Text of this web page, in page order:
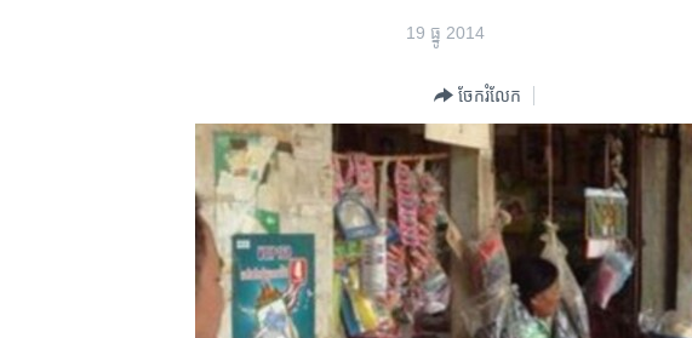
19 ធ្នូ 2014
ចែករំលែក